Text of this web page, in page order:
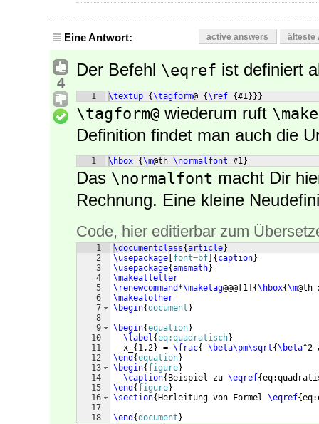
Eine Antwort: active answers älteste
4
Der Befehl \eqref ist definiert
1 \textup {\tagform@ {\ref {#1}}}
\tagform@ wiederum ruft
Definition findet man auch die
1 \hbox {\m@th \normalfont #1}
Das \normalfont macht Dir
Rechnung. Eine kleine
Code, hier editierbar zum
1
2
3
4
5
6
7
8
9
10
11
12
13
14
15
16
17
18
\documentclass{article}
\usepackage font=bf { caption}
\usepackage{amsmath}
\makeatletter
\renewcommand *\maketag@@@ 1 {\hbox{\m@th
\makeatother
\begin{document }
\begin{equation}
\label{eq:quadratisch}
  x_
{ 1,2} = \frac{ -\beta\pm\sqrt{\beta^2-
\end {equation}
\begin{ figure}
\caption{ Beispiel zu \eqref{
\end { figure}
\section{ Herleitung von Formel \eqref{
\end {document }